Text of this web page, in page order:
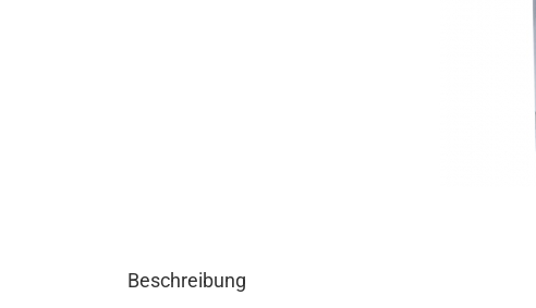
Beschreibung